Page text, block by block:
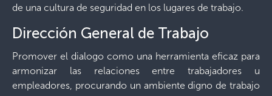
de una cultura de seguridad en los lugares de trabajo.
Dirección General de Trabajo
Promover el dialogo como una herramienta eficaz para
armonizar las relaciones entre trabajadores u
empleadores, procurando un ambiente digno de trabajo